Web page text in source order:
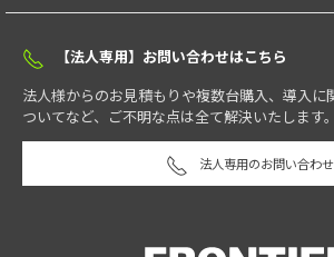
【法人専用】お問い合わせはこちら
法人様からのお見積もりや複数台購入、導入に
ついてなど、ご不明な点は全て解決いたします。
法人専用のお問い合わせ